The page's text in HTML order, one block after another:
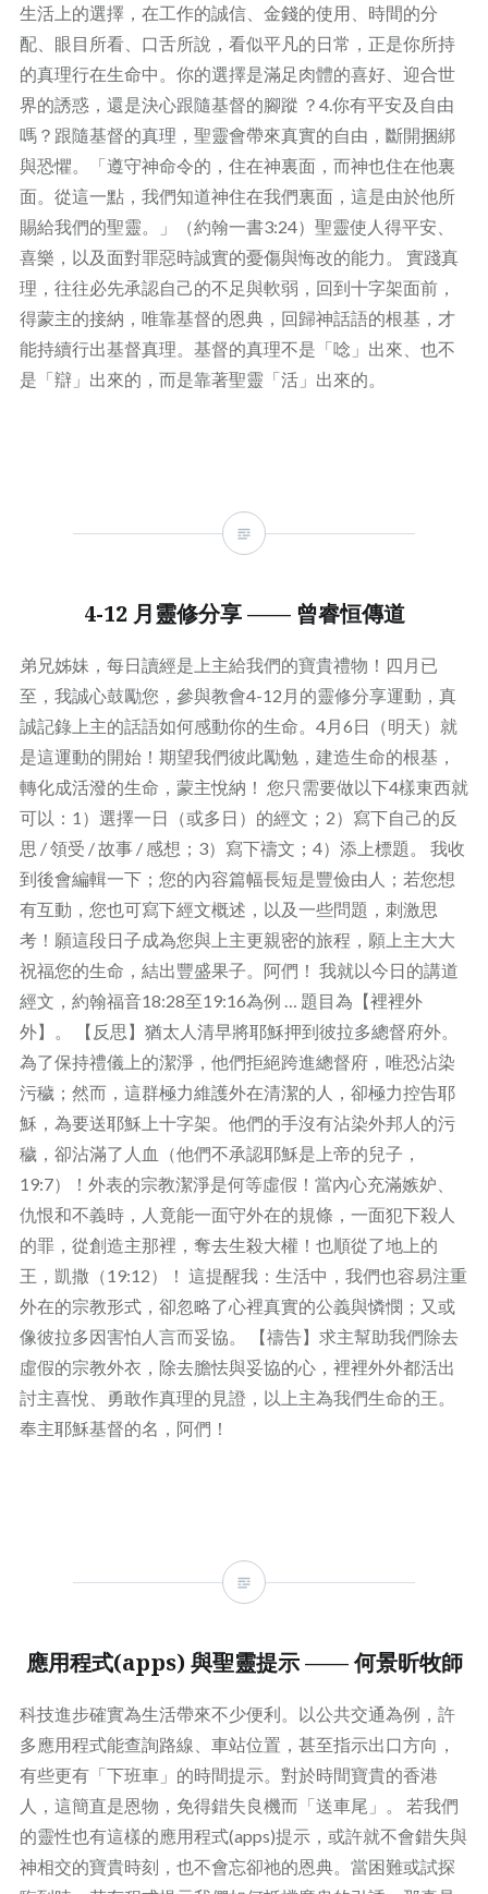
生活上的選擇，在工作的誠信、金錢的使用、時間的分
配、眼目所看、口舌所說，看似平凡的日常，正是你所持
的真理行在生命中。你的選擇是滿足肉體的喜好、迎合世
界的誘惑，還是決心跟隨基督的腳蹤 ？4.你有平安及自由
嗎？跟隨基督的真理，聖靈會帶來真實的自由，斷開捆綁
與恐懼。「遵守神命令的，住在神裏面，而神也住在他裏
面。從這一點，我們知道神住在我們裏面，這是由於他所
賜給我們的聖靈。」（約翰一書3:24）聖靈使人得平安、
喜樂，以及面對罪惡時誠實的憂傷與悔改的能力。 實踐真
理，往往必先承認自己的不足與軟弱，回到十字架面前，
得蒙主的接納，唯靠基督的恩典，回歸神話語的根基，才
能持續行出基督真理。基督的真理不是「唸」出來、也不
是「辯」出來的，而是靠著聖靈「活」出來的。
4-12 月靈修分享 —— 曾睿恒傳道
弟兄姊妹，每日讀經是上主給我們的寶貴禮物！四月已
至，我誠心鼓勵您，參與教會4-12月的靈修分享運動，真
誠記錄上主的話語如何感動你的生命。4月6日（明天）就
是這運動的開始！期望我們彼此勵勉，建造生命的根基，
轉化成活潑的生命，蒙主悅納！ 您只需要做以下4樣東西就
可以：1）選擇一日（或多日）的經文；2）寫下自己的反
思 / 領受 / 故事 / 感想；3）寫下禱文；4）添上標題。 我收
到後會編輯一下；您的內容篇幅長短是豐儉由人；若您想
有互動，您也可寫下經文概述，以及一些問題，刺激思
考！願這段日子成為您與上主更親密的旅程，願上主大大
祝福您的生命，結出豐盛果子。阿們！ 我就以今日的講道
經文，約翰福音18:28至19:16為例 … 題目為【裡裡外
外】。 【反思】猶太人清早將耶穌押到彼拉多總督府外。
為了保持禮儀上的潔淨，他們拒絕跨進總督府，唯恐沾染
污穢；然而，這群極力維護外在清潔的人，卻極力控告耶
穌，為要送耶穌上十字架。他們的手沒有沾染外邦人的污
穢，卻沾滿了人血（他們不承認耶穌是上帝的兒子，
19:7）！外表的宗教潔淨是何等虛假！當內心充滿嫉妒、
仇恨和不義時，人竟能一面守外在的規條，一面犯下殺人
的罪，從創造主那裡，奪去生殺大權！也順從了地上的
王，凱撒（19:12）！ 這提醒我：生活中，我們也容易注重
外在的宗教形式，卻忽略了心裡真實的公義與憐憫；又或
像彼拉多因害怕人言而妥協。 【禱告】求主幫助我們除去
虛假的宗教外衣，除去膽怯與妥協的心，裡裡外外都活出
討主喜悅、勇敢作真理的見證，以上主為我們生命的王。
奉主耶穌基督的名，阿們！
應用程式(apps) 與聖靈提示 —— 何景昕牧師
科技進步確實為生活帶來不少便利。以公共交通為例，許
多應用程式能查詢路線、車站位置，甚至指示出口方向，
有些更有「下班車」的時間提示。對於時間寶貴的香港
人，這簡直是恩物，免得錯失良機而「送車尾」。 若我們
的靈性也有這樣的應用程式(apps)提示，或許就不會錯失與
神相交的寶貴時刻，也不會忘卻祂的恩典。當困難或試探